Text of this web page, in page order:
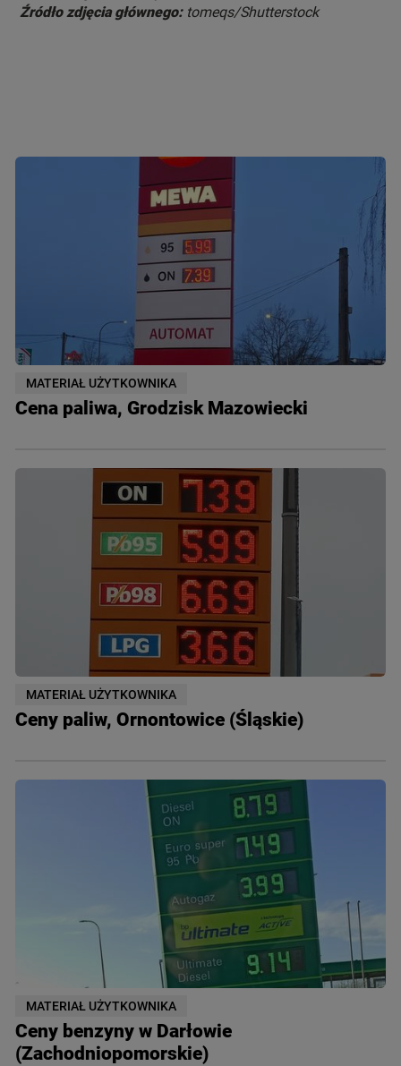
Źródło zdjęcia głównego:
tomeqs/Shutterstock
MATERIAŁ UŻYTKOWNIKA
Cena paliwa, Grodzisk Mazowiecki
MATERIAŁ UŻYTKOWNIKA
Ceny paliw, Ornontowice (Śląskie)
MATERIAŁ UŻYTKOWNIKA
Ceny benzyny w Darłowie
(Zachodniopomorskie)